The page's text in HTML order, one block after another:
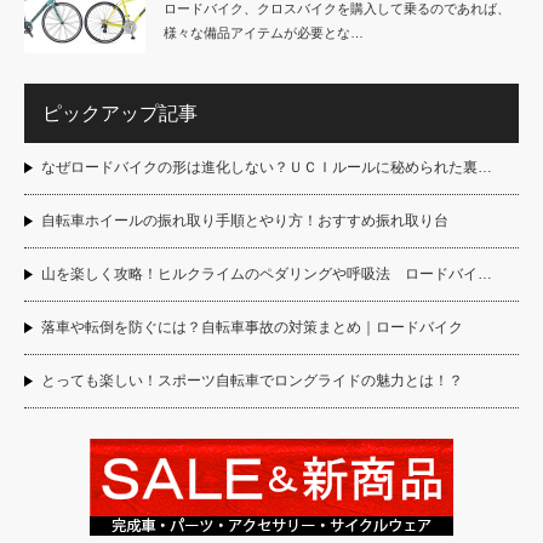
ロードバイク、クロスバイクを購入して乗るのであれば、
様々な備品アイテムが必要とな…
ピックアップ記事
なぜロードバイクの形は進化しない？ＵＣＩルールに秘められた裏…
自転車ホイールの振れ取り手順とやり方！おすすめ振れ取り台
山を楽しく攻略！ヒルクライムのペダリングや呼吸法 ロードバイ…
落車や転倒を防ぐには？自転車事故の対策まとめ｜ロードバイク
とっても楽しい！スポーツ自転車でロングライドの魅力とは！？